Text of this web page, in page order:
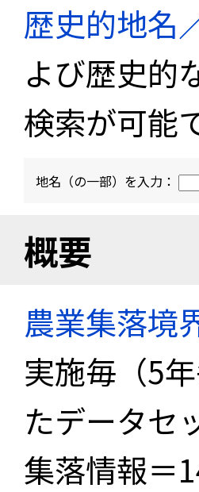
歴史的地名
よび歴史的
検索が可能
地名（の一部）を入力：
概要
農業集落境
実施毎（5
たデータセ
集落情報＝